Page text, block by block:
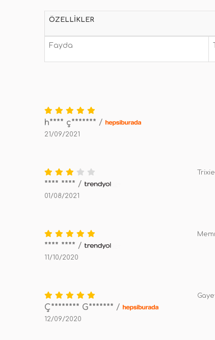
ÖZELLIKLER
Fayda
h**** ç******* /
21/09/2021
**** **** /
01/08/2021
**** **** /
11/10/2020
Ç******** G******* /
12/09/2020